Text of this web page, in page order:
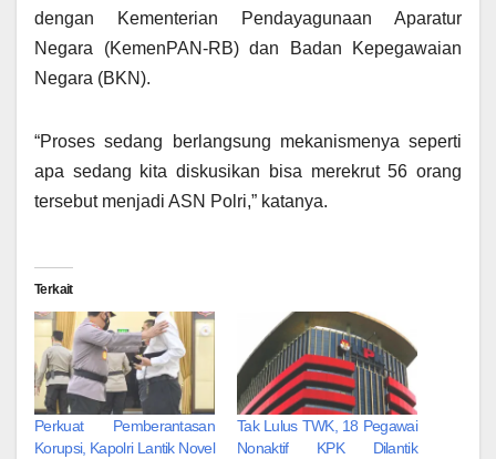
dengan Kementerian Pendayagunaan Aparatur
Negara (KemenPAN-RB) dan Badan Kepegawaian
Negara (BKN).
“Proses sedang berlangsung mekanismenya seperti
apa sedang kita diskusikan bisa merekrut 56 orang
tersebut menjadi ASN Polri,” katanya.
Terkait
Perkuat Pemberantasan
Korupsi, Kapolri Lantik Novel
Tak Lulus TWK, 18 Pegawai
Nonaktif KPK Dilantik